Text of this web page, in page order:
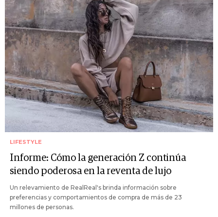
LIFESTYLE
Informe: Cómo la generación Z continúa
siendo poderosa en la reventa de lujo
Un relevamiento de RealReal's brinda información sobre
preferencias y comportamientos de compra de más de 23
millones de personas.